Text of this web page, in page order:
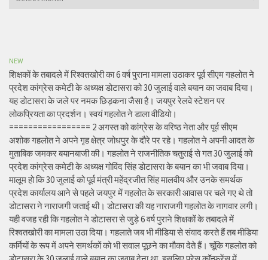
NEW
शिक्षकों के तबादले में रिश्वतखोरी का 6 वर्ष पुराना मामला उठाकर पूर्व सीएम गहलोत ने
प्रदेश कांग्रेस कमेटी के अध्यक्ष डोटासरा को 30 जुलाई वाले बयान का जवाब दिया।
यह डोटासरा के जले पर नमक छिड़कना जैसा है। जयपुर रेलवे स्टेशन पर
लोकप्रियता का प्रदर्शन। स्वयं गहलोत ने डाला वीडियो।
================= 2 अगस्त को कांग्रेस के वरिष्ठ नेता और पूर्व सीएम
अशोक गहलोत ने अपने गृह क्षेत्र जोधपुर के दौरे पर रहे। गहलोत ने अपनी आदत के
मुताबिक जमकर बयानबाजी की। गहलोत ने राजनीतिक चतुराई से गत 30 जुलाई को
प्रदेश कांग्रेस कमेटी के अध्यक्ष गोविंद सिंह डोटासरा के बयान का भी जवाब दिया।
मालूम हो कि 30 जुलाई को पूर्व मंत्री महेंद्रजीत सिंह मालवीय और उनके समर्थक
प्रदेश कार्यालय आने से पहले जयपुर में गहलोत के सरकारी आवास पर चले गए थे तो
डोटासरा ने नाराजगी जताई थी। डोटासरा की यह नाराजगी गहलोत के नागवार लगी।
यही वजह रही कि गहलोत ने डोटासरा से जुड़े 6 वर्ष पुराने शिक्षकों के तबादले में
रिश्वतखोरी का मामला उठा दिया। गहलाते जब भी मीडिया से संवाद करते हैं तब मीडिया
कर्मियों के रूप में अपने समर्थकों को भी सवाल पूछने का मौका देते हैं। चूंकि गहलोत को